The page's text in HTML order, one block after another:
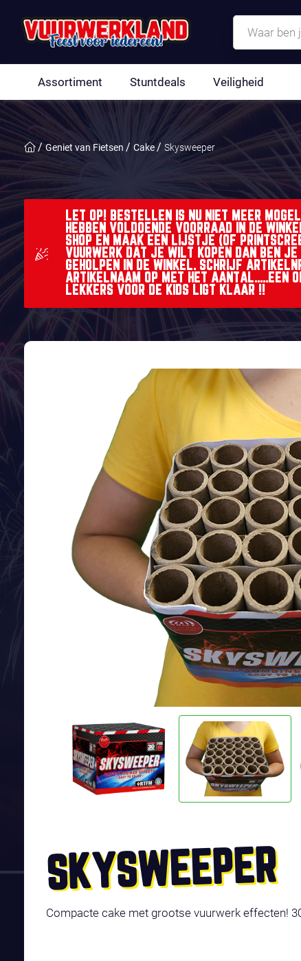
Assortiment Stuntdeals Veiligheid
Geniet van Fietsen Cake Skysweeper
LET OP! BESTELLEN IS NU NIET MEER
HEBBEN VOLDOENDE VOORRAAD IN DE
SHOP EN MAAK EEN LIJSTJE (OF
VUURWERK DAT JE WILT KOPEN DAN BEN JE
GEHOLPEN IN DE WINKEL. SCHRIJF
ARTIKELNAAM OP MET HET AANTAL.....EEN
LEKKERS VOOR DE KIDS LIGT KLAAR !!
SKYSWEEPER
Compacte cake met grootse vuurwerk effecten!